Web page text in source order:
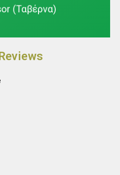
(Ταβέρνα)
us